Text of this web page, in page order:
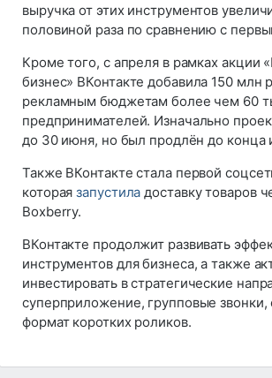
выручка от этих инструментов
половиной раза по сравнению с
Кроме того, с апреля в рамках акции
бизнес» ВКонтакте добавила 150 млн
рекламным бюджетам более чем 60
предпринимателей. Изначально
до 30 июня, но был продлён до конца
Также ВКонтакте стала первой
котораязапустила доставку товаров
Boxberry.
ВКонтакте продолжит развивать
инструментов для бизнеса, а также
инвестировать в стратегические
суперприложение, групповые
формат коротких роликов.